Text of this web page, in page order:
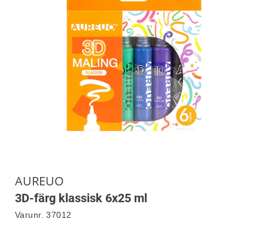
AUREUO
3D-färg klassisk 6x25 ml
Varunr. 37012